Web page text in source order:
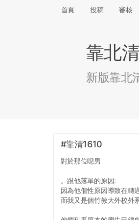
首頁 投稿 審核
靠北
新版靠北
#靠清1610
對於那位噁男
。跟他落單的原因:
因為他個性原因導致在轉
而我又是個竹教大外校外